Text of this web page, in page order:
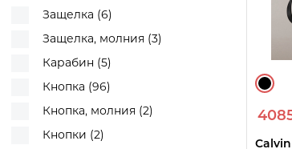
15*10*1 см (1)
15*10*5 см (1)
15*17*6 см (6)
15*17*6,5 см (2)
15*18,5*5 (1)
15*18*3,5 см (1)
Защелка (6)
Защелка, молния (3)
Карабин (5)
Кнопка (96)
Кнопка, молния (2)
Кнопки (2)